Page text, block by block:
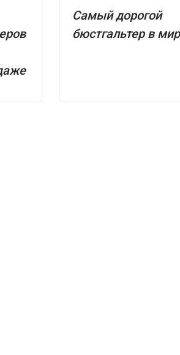
Самый дорогой
бюстгальтер в